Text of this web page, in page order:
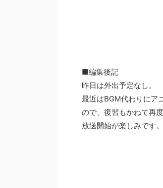
■編集後記
昨日は外出予定なし。
最近はBGM代わりにア
ので、復習もかねて再
放送開始が楽しみです。